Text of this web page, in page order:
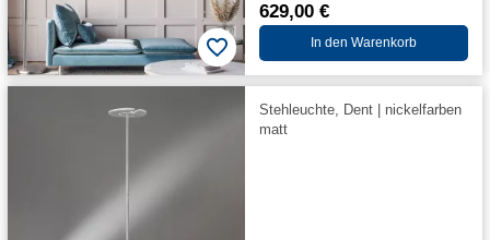
629,00 €
In den Warenkorb
Stehleuchte, Dent | nickelfarben
matt